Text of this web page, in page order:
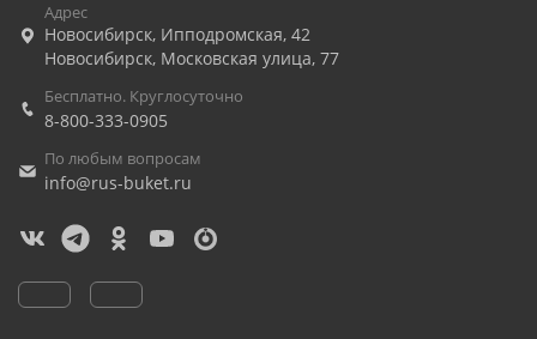
Адрес
Новосибирск, Ипподромская, 42
Новосибирск, Московская улица, 77
Бесплатно. Круглосуточно
8-800-333-0905
По любым вопросам
info@rus-buket.ru